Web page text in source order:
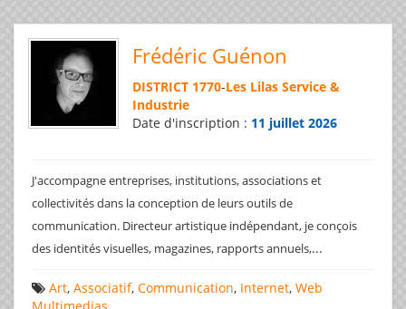
Frédéric Guénon
DISTRICT 1770-Les Lilas Service &
Industrie
Date d'inscription : 11 juillet 2026
J'accompagne entreprises, institutions, associations et
collectivités dans la conception de leurs outils de
communication. Directeur artistique indépendant, je conçois
des identités visuelles, magazines, rapports annuels,...
Art, Associatif, Communication, Internet, Web